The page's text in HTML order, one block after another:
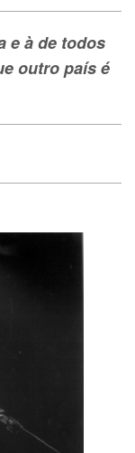
e à de todos
outro país é